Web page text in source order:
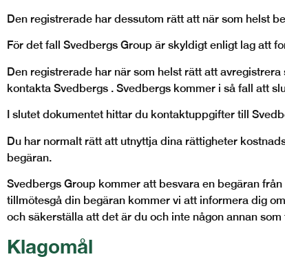
Den registrerade har dessutom rätt att när som helst
För det fall Svedbergs Group är skyldigt enligt lag att
Den registrerade har när som helst rätt att
kontakta Svedbergs . Svedbergs kommer i så fall att
I slutet dokumentet hittar du kontaktuppgifter till
Du har normalt rätt att utnyttja dina rättigheter
begäran.
Svedbergs Group kommer att besvara en begäran
tillmötesgå din begäran kommer vi att informera dig
och säkerställa att det är du och inte någon annan
Klagomål